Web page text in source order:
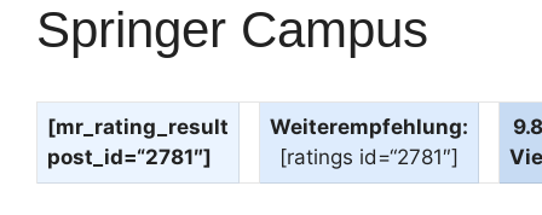
Springer Campus
[mr_rating_result
post_id=“2781″]
Weiterempfehlung:
[ratings id=“2781″]